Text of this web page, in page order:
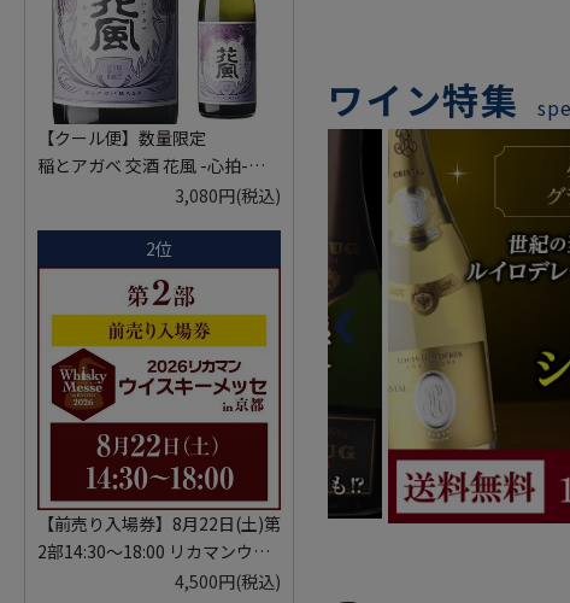
【クール便】数量限定
稲とアガベ 交酒 花風 -心拍-
KYOTO EDITION 720ml こうし
サケ 秋田県 男鹿市
3,080円(税込)
2位
【前売り入場券】8月22日(土)第
2部14:30～18:00 リカマンウイ
スキーメッセ in京都 2026 1枚
4,500円(税込)
ワイン特集